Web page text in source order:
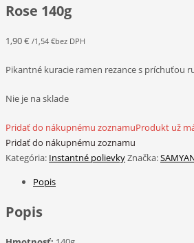
Rose 140g
1,90€ /1,54 €bez DPH
Pikantné kuracie ramen rezance s príchuťou
Nie je na sklade
Pridať do nákupnému zoznamuProdukt už
Pridať do nákupnému zoznamu
Kategória: Instantné polievkyZnačka:
Popis
Popis